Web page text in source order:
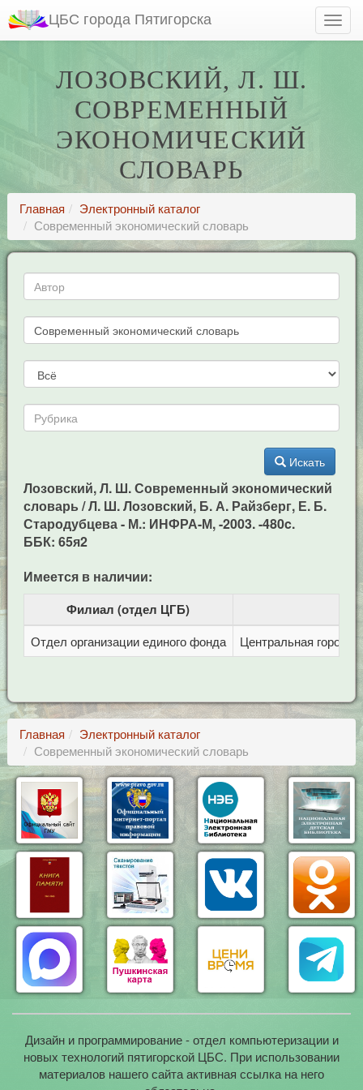
ЦБС города Пятигорска
ЛОЗОВСКИЙ, Л. Ш.
СОВРЕМЕННЫЙ
ЭКОНОМИЧЕСКИЙ
СЛОВАРЬ
Главная
Электронный каталог
Современный экономический словарь
Искать
Лозовский, Л. Ш. Современный экономический
словарь / Л. Ш. Лозовский, Б. А. Райзберг, Е. Б.
Стародубцева - М.: ИНФРА-М, -2003. -480c.
ББК: 65я2
Имеется в наличии:
Филиал (отдел ЦГБ)
Отдел организации единого фонда Центральная
Главная
Электронный каталог
Современный экономический словарь
Дизайн и программирование - отдел компьютеризации и
новых технологий пятигорской ЦБС. При использовании
материалов нашего сайта активная ссылка на него